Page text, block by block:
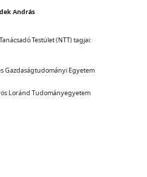
András
Testület (NTT) tagjai:
Gazdaságtudományi Egyetem
Loránd Tudományegyetem